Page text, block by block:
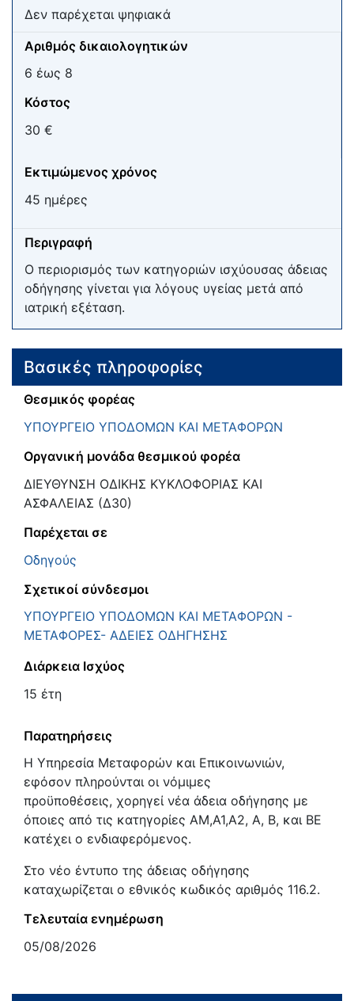
Δεν παρέχεται ψηφιακά
Αριθμός δικαιολογητικών
6 έως 8
Κόστος
30 €
Εκτιμώμενος χρόνος
45 ημέρες
Περιγραφή
Ο περιορισμός των κατηγοριών ισχύουσας άδειας
οδήγησης γίνεται για λόγους υγείας μετά από
ιατρική εξέταση.
Βασικές πληροφορίες
Θεσμικός φορέας
ΥΠΟΥΡΓΕΙΟ ΥΠΟΔΟΜΩΝ ΚΑΙ ΜΕΤΑΦΟΡΩΝ
Οργανική μονάδα θεσμικού φορέα
ΔΙΕΥΘΥΝΣΗ ΟΔΙΚΗΣ ΚΥΚΛΟΦΟΡΙΑΣ ΚΑΙ
ΑΣΦΑΛΕΙΑΣ (Δ30)
Παρέχεται σε
Οδηγούς
Σχετικοί σύνδεσμοι
ΥΠΟΥΡΓΕΙΟ ΥΠΟΔΟΜΩΝ ΚΑΙ ΜΕΤΑΦΟΡΩΝ -
ΜΕΤΑΦΟΡΕΣ- ΑΔΕΙΕΣ ΟΔΗΓΗΣΗΣ
Διάρκεια Ισχύος
15 έτη
Παρατηρήσεις
Η Υπηρεσία Μεταφορών και Επικοινωνιών,
εφόσον πληρούνται οι νόμιμες
προϋποθέσεις, χορηγεί νέα άδεια οδήγησης με
όποιες από τις κατηγορίες ΑΜ,Α1,Α2, Α, Β, και ΒΕ
κατέχει ο ενδιαφερόμενος.
Στο νέο έντυπο της άδειας οδήγησης
καταχωρίζεται ο εθνικός κωδικός αριθμός 116.2.
Τελευταία ενημέρωση
05/08/2026